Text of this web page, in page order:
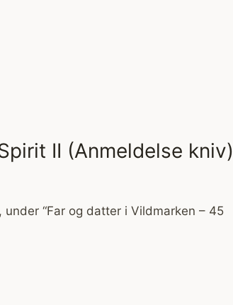
II (Anmeldelse kniv)
“Far og datter i Vildmarken – 45